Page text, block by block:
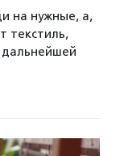
на нужные, а,
текстиль,